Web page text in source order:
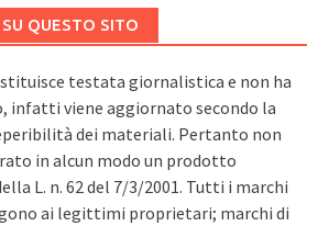
QUESTO SITO
testata giornalistica e non ha
infatti viene aggiornato secondo la
dei materiali. Pertanto non
in alcun modo un prodotto
L. n. 62 del 7/3/2001. Tutti i marchi
ai legittimi proprietari; marchi di